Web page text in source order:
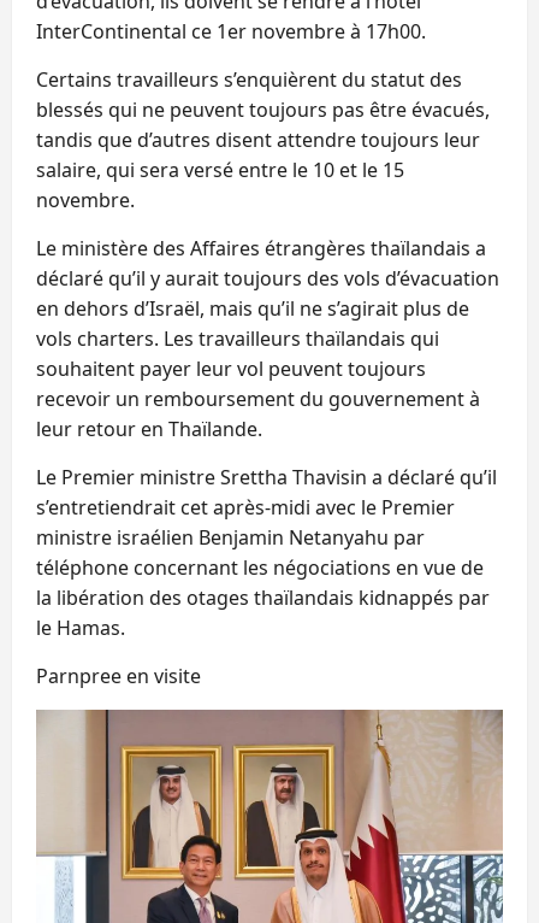
InterContinental ce 1er novembre à 17h00.
Certains travailleurs s’enquièrent du statut des
blessés qui ne peuvent toujours pas être évacués,
tandis que d’autres disent attendre toujours leur
salaire, qui sera versé entre le 10 et le 15
novembre.
Le ministère des Affaires étrangères thaïlandais a
déclaré qu’il y aurait toujours des vols d’évacuation
en dehors d’Israël, mais qu’il ne s’agirait plus de
vols charters. Les travailleurs thaïlandais qui
souhaitent payer leur vol peuvent toujours
recevoir un remboursement du gouvernement à
leur retour en Thaïlande.
Le Premier ministre Srettha Thavisin a déclaré qu’il
s’entretiendrait cet après-midi avec le Premier
ministre israélien Benjamin Netanyahu par
téléphone concernant les négociations en vue de
la libération des otages thaïlandais kidnappés par
le Hamas.
Parnpree en visite